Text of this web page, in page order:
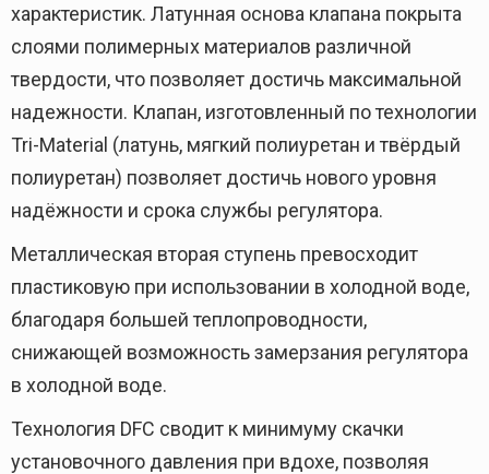
характеристик. Латунная основа клапана покрыта
слоями полимерных материалов различной
твердости, что позволяет достичь максимальной
надежности. Клапан, изготовленный по технологии
Tri-Material (латунь, мягкий полиуретан и твёрдый
полиуретан) позволяет достичь нового уровня
надёжности и срока службы регулятора.
Металлическая вторая ступень превосходит
пластиковую при использовании в холодной воде,
благодаря большей теплопроводности,
снижающей возможность замерзания регулятора
в холодной воде.
Технология DFC сводит к минимуму скачки
установочного давления при вдохе, позволяя